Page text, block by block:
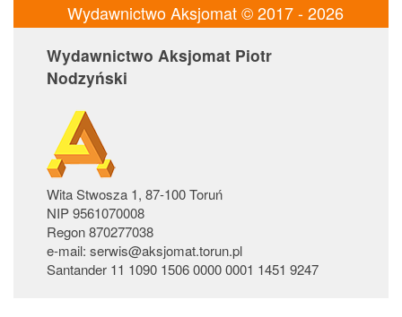
Wydawnictwo Aksjomat © 2017 - 2026
Wydawnictwo Aksjomat Piotr
Nodzyński
Wita Stwosza 1, 87-100 Toruń
NIP 9561070008
Regon 870277038
e-mail: serwis@aksjomat.torun.pl
Santander 11 1090 1506 0000 0001 1451 9247